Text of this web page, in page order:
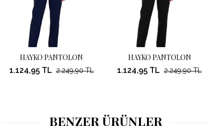
HAYKO PANTOLON
1.124,95 TL 2.249,90 TL
HAYKO PANTOLON
1.124,95 TL 2.249,90 TL
BENZER ÜRÜNLER